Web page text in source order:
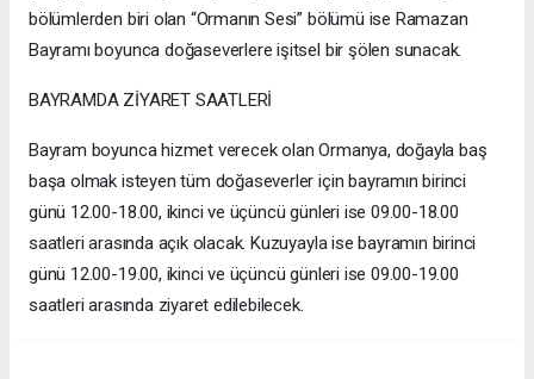
bölümlerden biri olan “Ormanın Sesi” bölümü ise Ramazan
Bayramı boyunca doğaseverlere işitsel bir şölen sunacak.
BAYRAMDA ZİYARET SAATLERİ
Bayram boyunca hizmet verecek olan Ormanya, doğayla baş
başa olmak isteyen tüm doğaseverler için bayramın birinci
günü 12.00-18.00, ikinci ve üçüncü günleri ise 09.00-18.00
saatleri arasında açık olacak. Kuzuyayla ise bayramın birinci
günü 12.00-19.00, ikinci ve üçüncü günleri ise 09.00-19.00
saatleri arasında ziyaret edilebilecek.